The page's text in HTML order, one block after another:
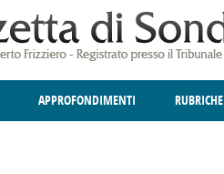
APPROFONDIMENTI RUBRICHE